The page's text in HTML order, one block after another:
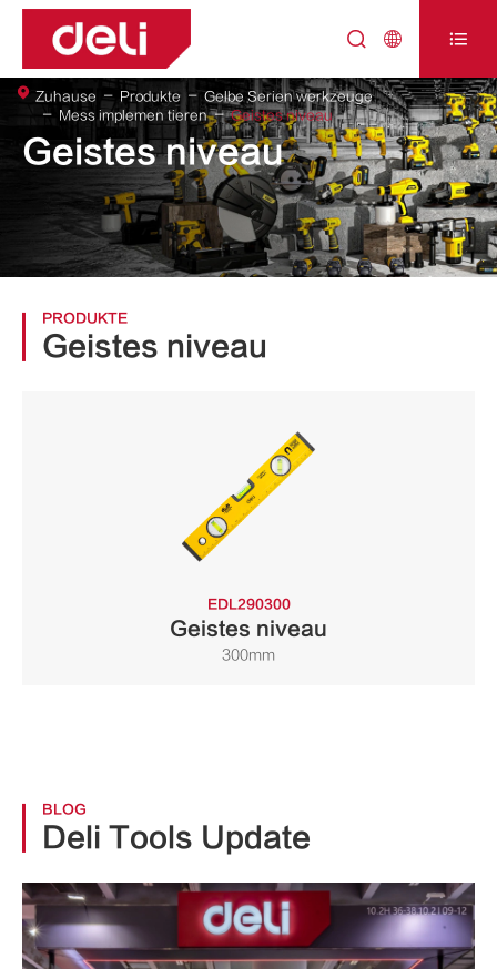
  
Geistes niveau
Zuhause Produkte
Gelbe Serien werkzeuge
Mess implemen tieren
Geistes niveau
PRODUKTE
Geistes niveau
EDL290300
Geistes niveau
300mm
BLOG
Deli Tools Update